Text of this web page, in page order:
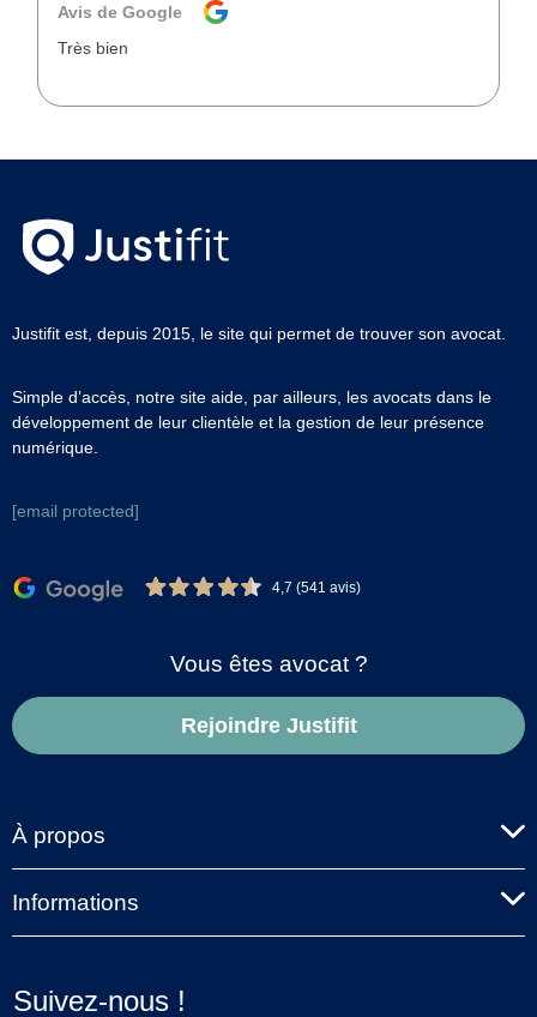
Avis de Google
Très bien
Justifit est, depuis 2015, le site qui permet de trouver son avocat.
Simple d’accès, notre site aide, par ailleurs, les avocats dans le
développement de leur clientèle et la gestion de leur présence
numérique.
[email protected]
4,7 (541 avis)
Vous êtes avocat ?
Rejoindre Justifit
À propos
Informations
Suivez-nous !